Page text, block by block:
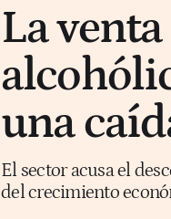
La
una
El sector acusa el
del crecimiento